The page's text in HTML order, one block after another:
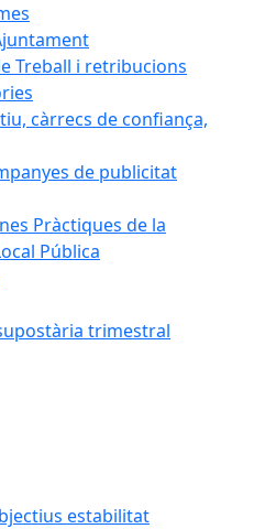
Treball i retribucions
càrrecs de confiança,
de publicitat
Pràctiques de la
Pública
trimestral
estabilitat